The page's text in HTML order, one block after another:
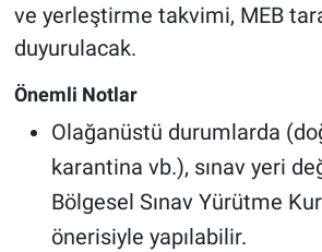
ve yerleştirme takvimi, MEB
duyurulacak.
Önemli Notlar
Olağanüstü durumlarda
karantina vb.), sınav yeri
Bölgesel Sınav Yürütme
önerisiyle yapılabilir.